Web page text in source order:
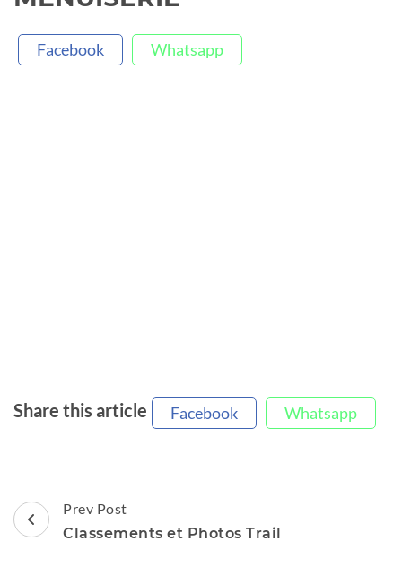
Facebook Whatsapp
Share this article Facebook Whatsapp
Post
Navigation
Prev Post
Classements et Photos Trail